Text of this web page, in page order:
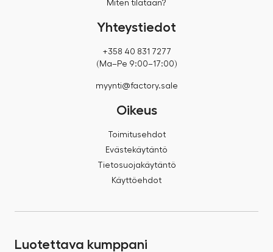
Miten tilataan?
Yhteystiedot
+358 40 831 7277
(Ma–Pe 9:00–17:00)
myynti@factory.sale
Oikeus
Toimitusehdot
Evästekäytäntö
Tietosuojakäytäntö
Käyttöehdot
Luotettava kumppani